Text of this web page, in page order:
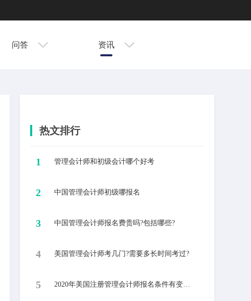
问答 资讯
热文排行
1 ​管理会计师和初级会计哪个好考
2 ​中国管理会计师初级哪报名
3 中国管理会计师报名费贵吗?包括哪些?
4 美国管理会计师考几门?需要多长时间考过?
5 2020年美国注册管理会计师报名条件有变化吗?